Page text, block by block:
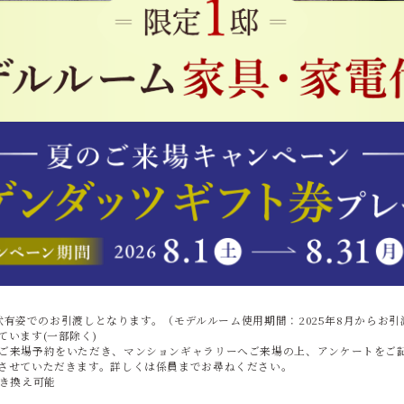
姿でのお引渡しとなります。（モデルルーム使用期間：2025年8月からお引
います(一部除く)
場予約をいただき、マンションギャラリーへご来場の上、アンケートを
ていただきます。詳しくは係員までお尋ねください。
換え可能